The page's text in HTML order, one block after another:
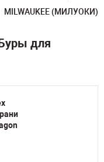
MILWAUKEE (МИЛУОКИ)
для